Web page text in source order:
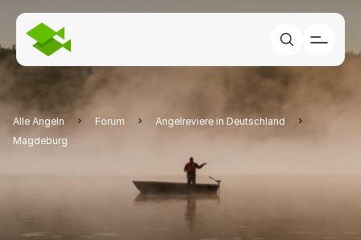
Alle Angeln Forum
Angelreviere in Deutschland
Magdeburg